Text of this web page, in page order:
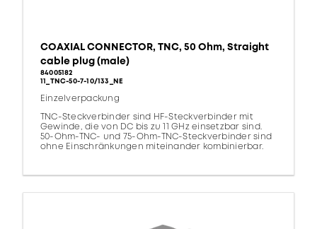
COAXIAL CONNECTOR, TNC, 50 Ohm, Straight
cable plug (male)
84005182
11_TNC-50-7-10/133_NE
Einzelverpackung
TNC-Steckverbinder sind HF-Steckverbinder mit
Gewinde, die von DC bis zu 11 GHz einsetzbar sind.
50-Ohm-TNC- und 75-Ohm-TNC-Steckverbinder sind
ohne Einschränkungen miteinander kombinierbar.